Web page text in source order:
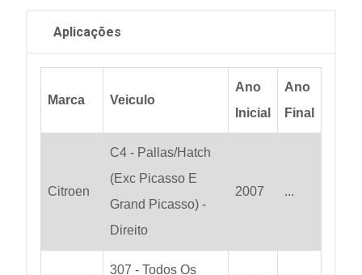
Aplicações
Marca Veiculo
Ano
Inicial
Ano
Final
Citroen
C4 - Pallas/Hatch
(Exc Picasso E
Grand Picasso) -
Direito
2007 ...
307 - Todos Os